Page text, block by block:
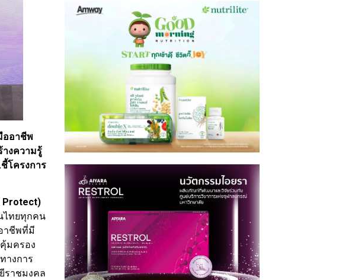
ออาชีพ
งความรู้
โครงการ
Protect)
ไทยทุกคน
าชีพที่มี
มครอง
างการ
ราชมงคล